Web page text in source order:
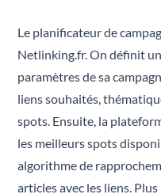
Le planificateur de
Netlinking.fr. On définit
paramètres de sa
liens souhaités,
spots. Ensuite, la
les meilleurs spots
algorithme de
articles avec les liens.